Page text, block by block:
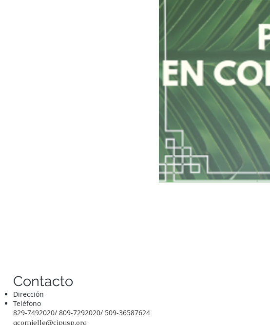
Contacto
Dirección
Teléfono
829-7492020/ 809-7292020/ 509-36587624
acornielle@cipusp.org